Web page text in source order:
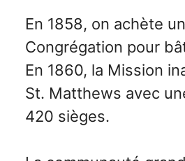
En 1858, on achète
Congrégation pour
En 1860, la Mission
St. Matthews avec
420 sièges.